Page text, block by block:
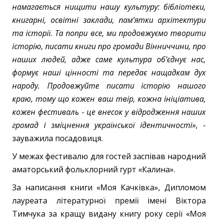
намагається нищити нашу культуру: бібліотеки,
книгарні, освітні заклади, пам’ятки архітектури
та історії. Та попри все, ми продовжуємо творити
історію, писати книги про громади Вінниччини, про
наших людей, адже саме культура об’єднує нас,
формує наші цінності та передає нащадкам дух
народу. Продовжуйте писати історію нашого
краю, тому що кожен ваш твір, кожна ініціатива,
кожен фестиваль - це внесок у відродження наших
громад і зміцнення української ідентичності», -
зауважила посадовиця.
У межах фестивалю для гостей заспівав народний
аматорський фольклорний гурт «Калина».
За написання книги «Моя Качківка», Дипломом
лауреата літературної премії імені Віктора
Тимчука за кращу видану книгу року серії «Моя